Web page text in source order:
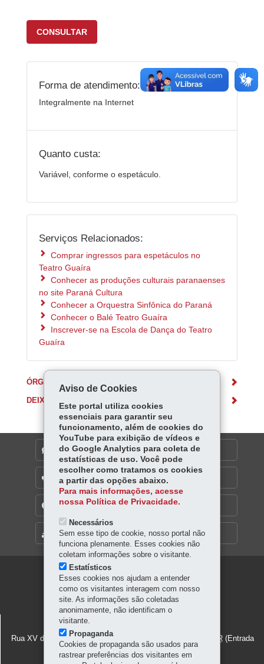
CONSULTAR
Forma de atendimento:
Integralmente na Internet
Quanto custa:
Variável, conforme o espetáculo.
Serviços Relacionados:
Comprar ingressos para espetáculos no
Teatro Guaíra
Conhecer as produções culturais paranaenses
no site Paraná Cultura
Conhecer a Orquestra Sinfônica do Paraná
Conhecer o Balé Teatro Guaíra
Inscrever-se na Escola de Dança do Teatro
Guaíra
ÓRGÃO RESPONSÁVEL
DEIXE SUA OPINIÃO
MAPA DO SITE
DENUNCIE CORRUPÇÃO
OUVIDORIA
TRANSPARÊNCIA INSTITUCIONAL
Navegação
principal
CENTRO CULTURAL TEATRO GUAÍRA
Rua XV de Novembro 971 - Centro PR (Entrada
administrativa)
MAPA
Aviso de Cookies
Este portal utiliza cookies
essenciais para garantir seu
funcionamento, além de cookies do
YouTube para exibição de vídeos e
do Google Analytics para coleta de
estatísticas de uso. Você pode
escolher como tratamos os cookies
a partir das opções abaixo.
Para mais informações, acesse
nossa Política de Privacidade.
Necessários
Sem esse tipo de cookie, nosso portal não
funciona plenamente. Esses cookies não
coletam informações sobre o visitante.
Estatísticos
Esses cookies nos ajudam a entender
como os visitantes interagem com nosso
site. As informações são coletadas
anonimamente, não identificam o
visitante.
Propaganda
Cookies de propaganda são usados para
rastrear preferências dos visitantes em